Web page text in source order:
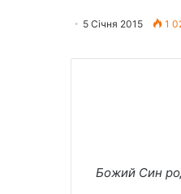
5 Січня 2015 1
Божий Син